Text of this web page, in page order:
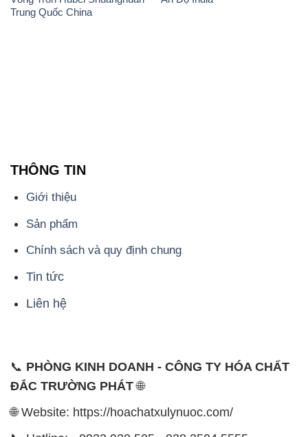
Chính sách và quy định chung
Tin tức
Liên hệ
📞
PHÒNG KINH DOANH - CÔNG TY HÓA CHẤT
ĐẮC TRƯỜNG PHÁT
- 028.3756.1835 - 028.3756.1840 - 028.3756.1841-